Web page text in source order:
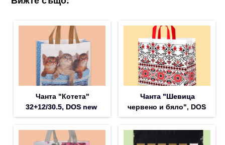
Чанта "Котета"
32+12/30.5, DOS new
Чанта "Шевица
червено и бяло", DOS